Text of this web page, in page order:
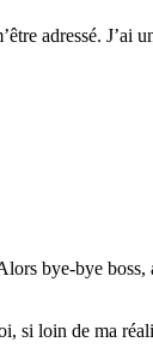
adressé. J’ai
bye-bye boss,
si loin de ma